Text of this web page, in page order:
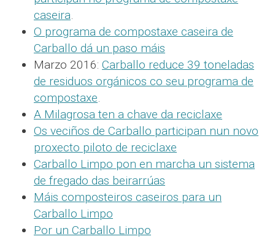
caseira
O programa de compostaxe caseira de
Carballo dá un paso máis
Marzo 2016: Carballo reduce 39 toneladas
de residuos orgánicos co seu programa de
compostaxe
A Milagrosa ten a chave da reciclaxe
Os veciños de Carballo participan nun novo
proxecto piloto de reciclaxe
Carballo Limpo pon en marcha un sistema
de fregado das beirarrúas
Máis composteiros caseiros para un
Carballo Limpo
Por un Carballo Limpo